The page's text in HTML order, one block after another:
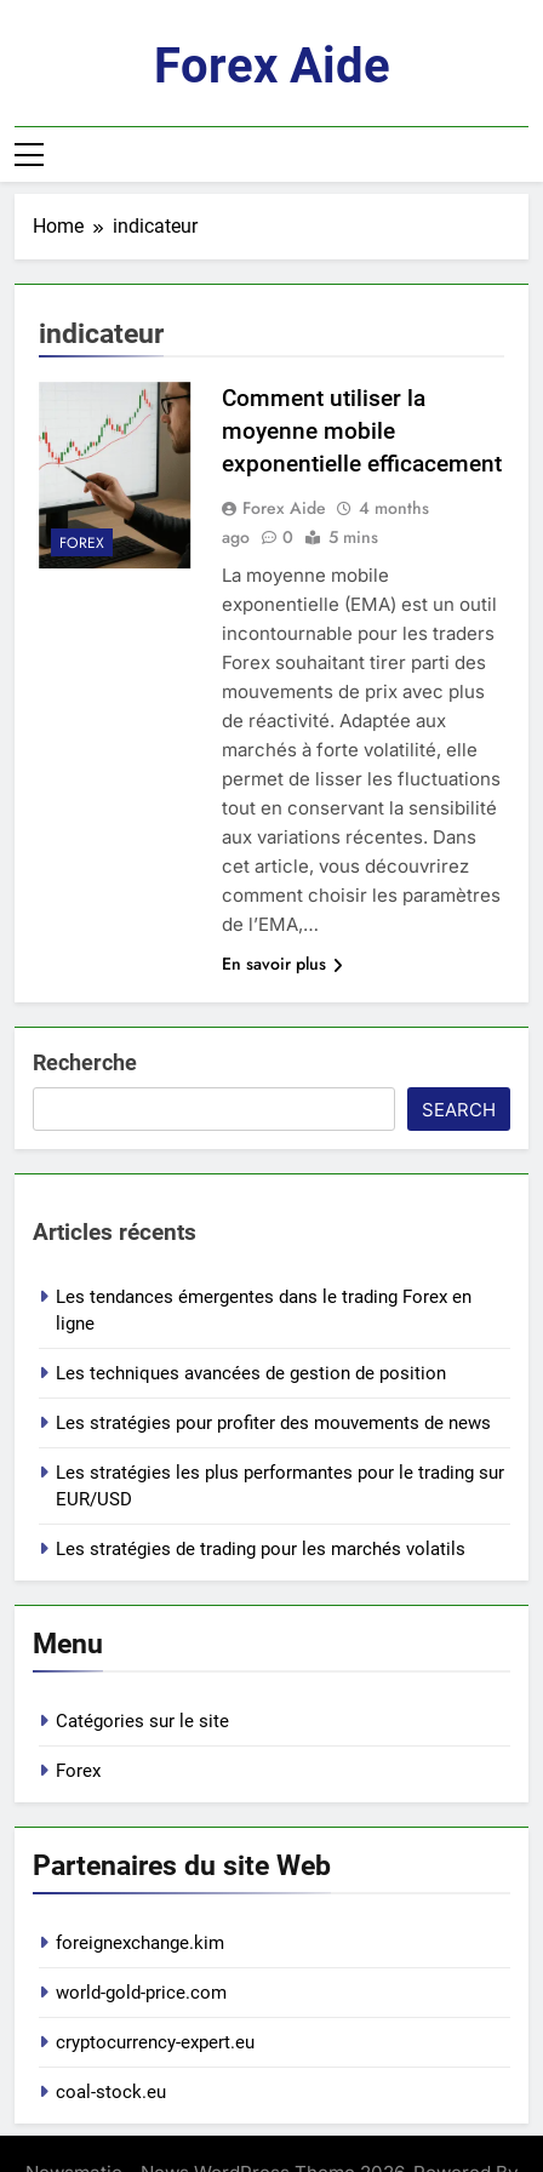
Forex Aide
Home indicateur
indicateur
FOREX
Comment utiliser la
moyenne mobile
exponentielle efficacement
Forex Aide
4 months
ago
0 5 mins
La moyenne mobile
exponentielle (EMA) est un outil
incontournable pour les traders
Forex souhaitant tirer parti des
mouvements de prix avec plus
de réactivité. Adaptée aux
marchés à forte volatilité, elle
permet de lisser les fluctuations
tout en conservant la sensibilité
aux variations récentes. Dans
cet article, vous découvrirez
comment choisir les paramètres
de l’EMA,…
En savoir plus
Recherche
SEARCH
Articles récents
Les tendances émergentes dans le trading Forex en
ligne
Les techniques avancées de gestion de position
Les stratégies pour profiter des mouvements de news
Les stratégies les plus performantes pour le trading sur
EUR/USD
Les stratégies de trading pour les marchés volatils
Menu
Catégories sur le site
Forex
Partenaires du site Web
foreignexchange.kim
world-gold-price.com
cryptocurrency-expert.eu
coal-stock.eu